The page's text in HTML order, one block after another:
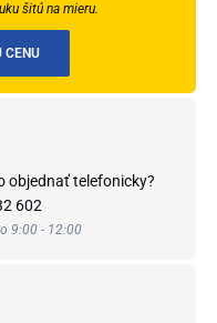
šitú na mieru.
CENU
objednať telefonicky?
602
9:00 - 12:00